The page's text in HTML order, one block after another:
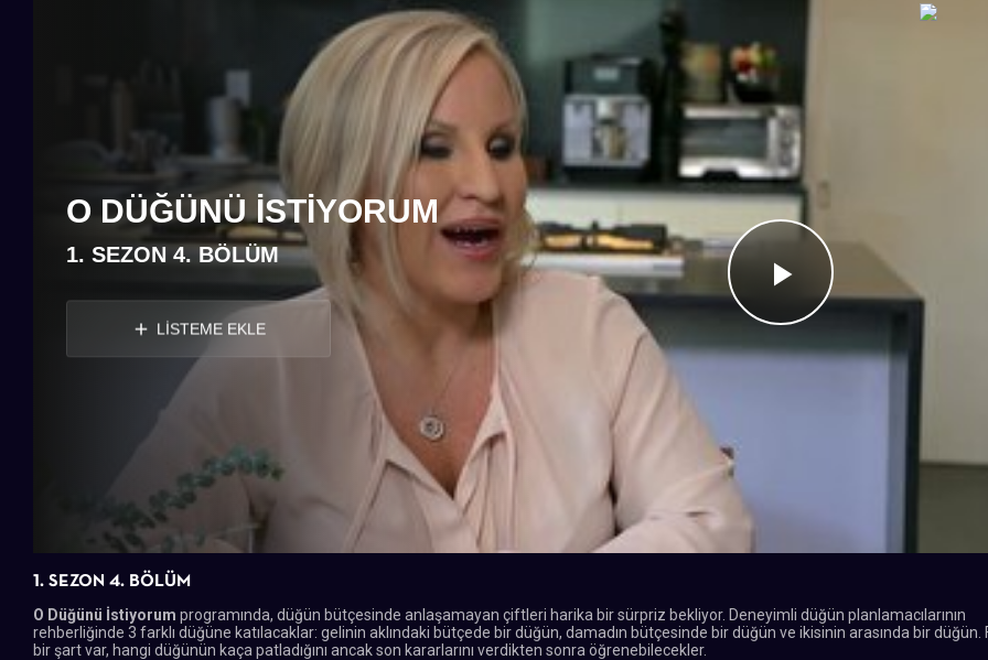
Videoyu
O DÜĞÜNÜ İSTIYORUM
1. SEZON 4. BÖLÜM
LİSTEME EKLE
1. SEZON 4. BÖLÜM
O Düğünü İstiyorum programında, düğün bütçesinde anlaşamayan çiftleri harika bir sürpriz bekliyor. Deneyimli düğün planlamacılarının
rehberliğinde 3 farklı düğüne katılacaklar: gelinin aklındaki bütçede bir düğün, damadın bütçesinde bir düğün ve ikisinin arasında bir düğün.
bir şart var, hangi düğünün kaça patladığını ancak son kararlarını verdikten sonra öğrenebilecekler.